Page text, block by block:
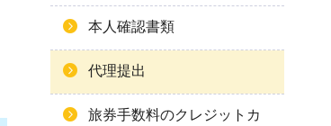
本人確認書類
代理提出
旅券手数料のクレジットカ